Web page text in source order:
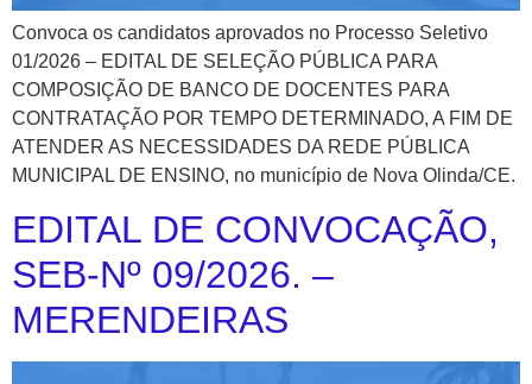
Convoca os candidatos aprovados no Processo Seletivo
01/2026 – EDITAL DE SELEÇÃO PÚBLICA PARA
COMPOSIÇÃO DE BANCO DE DOCENTES PARA
CONTRATAÇÃO POR TEMPO DETERMINADO, A FIM DE
ATENDER AS NECESSIDADES DA REDE PÚBLICA
MUNICIPAL DE ENSINO, no município de Nova Olinda/CE.
EDITAL DE CONVOCAÇÃO,
SEB-Nº 09/2026. –
MERENDEIRAS